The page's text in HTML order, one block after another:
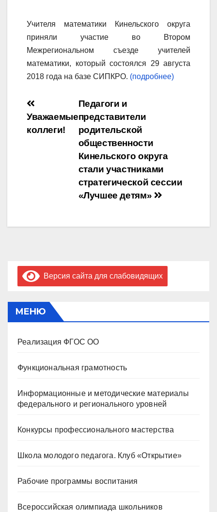
Учителя математики Кинельского округа
приняли участие во Втором
Межрегиональном съезде учителей
математики, который состоялся 29 августа
2018 года на базе СИПКРО. (подробнее)
Навигация
по
записям
Педагоги и
представители
родительской
общественности
Кинельского округа
стали участниками
стратегической сессии
«Лучшее детям»
Уважаемые
коллеги!
Версия сайта для слабовидящих
МЕНЮ
Реализация ФГОС ОО
Функциональная грамотность
Информационные и методические материалы
федерального и регионального уровней
Конкурсы профессионального мастерства
Школа молодого педагога. Клуб «Открытие»
Рабочие программы воспитания
Всероссийская олимпиада школьников